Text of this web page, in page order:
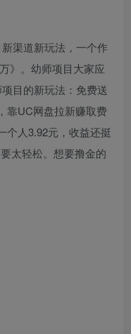
渠道新玩法，一个作
》。幼师项目大家应
目的新玩法：免费送
靠UC网盘拉新赚取费
个人3.92元，收益还挺
太轻松。想要撸金的